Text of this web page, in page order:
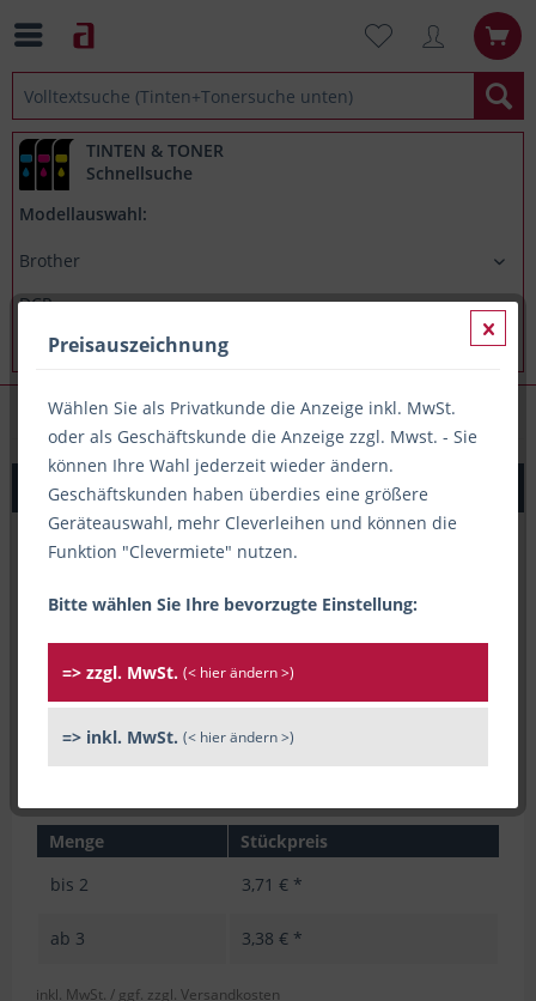
TINTEN & TONER
Schnellsuche
Modellauswahl:
Brother DCP J752DW
Printation Tinte ersetzt Brother LC-123Y, ca. 600 S., gelb
Menge
Stückpreis
bis 2 3,71 € *
ab 3 3,38 € *
inkl. MwSt. / ggf. zzgl. Versandkosten
Preisauszeichnung
Wählen Sie als Privatkunde die Anzeige inkl. MwSt.
oder als Geschäftskunde die Anzeige zzgl. Mwst. - Sie
können Ihre Wahl jederzeit wieder ändern.
Geschäftskunden haben überdies eine größere
Geräteauswahl, mehr Cleverleihen und können die
Funktion "Clevermiete" nutzen.
Bitte wählen Sie Ihre bevorzugte Einstellung:
=> zzgl. MwSt. (< hier ändern >)
=> inkl. MwSt. (< hier ändern >)